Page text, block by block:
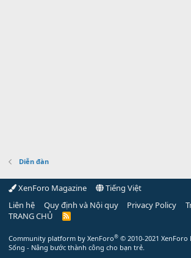
Diễn đàn
XenForo Magazine
Tiếng Việt
Liên hệ
Quy định và Nội quy Privacy Policy
TRANG CHỦ
R
Community platform by XenForo® © 2010-2021 XenForo
Sống - Nâng bước thành công cho bạn trẻ.